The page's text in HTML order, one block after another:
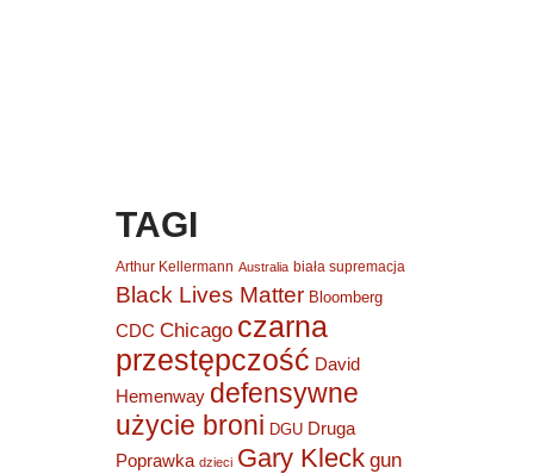
TAGI
Arthur Kellermann Australia biała supremacja
Black Lives Matter Bloomberg
CDC Chicago czarna
przestępczość David
Hemenway defensywne
użycie broni DGU Druga
Poprawka dzieci Gary Kleck gun